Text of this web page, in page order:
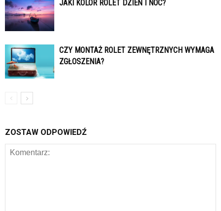
JAKI KOLOR ROLET DZIEŃ I NOC?
CZY MONTAŻ ROLET ZEWNĘTRZNYCH WYMAGA
ZGŁOSZENIA?
ZOSTAW ODPOWIEDŹ